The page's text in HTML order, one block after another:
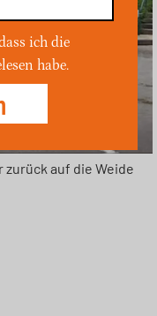
zurück auf die Weide
ich die
habe.